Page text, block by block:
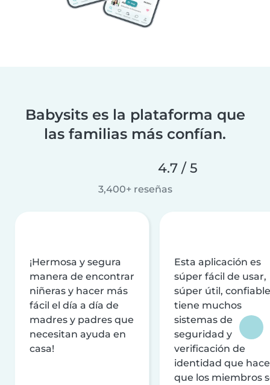
Babysits es la plataforma que
las familias más confían.
4.7 / 5
3,400+ reseñas
¡Hermosa y segura
manera de encontrar
niñeras y hacer más
fácil el día a día de
madres y padres que
necesitan ayuda en
casa!
Esta aplicación es
súper fácil de usar,
súper útil,
tiene muchos
sistemas de
seguridad y
verificación de
identidad que
que los miembros